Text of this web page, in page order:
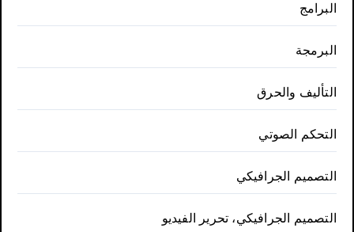
البرامج
البرمجة
التأليف والحرق
التحكم الصوتي
التصميم الجرافيكي
التصميم الجرافيكي، تحرير الفيديو